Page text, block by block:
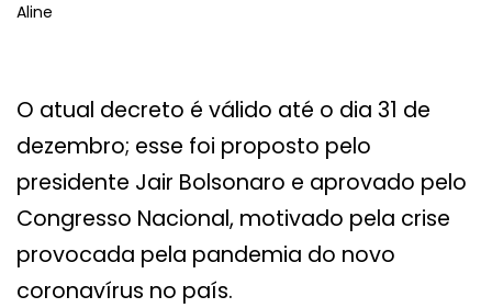
Aline
O atual decreto é válido até o dia 31 de
dezembro; esse foi proposto pelo
presidente Jair Bolsonaro e aprovado pelo
Congresso Nacional, motivado pela crise
provocada pela pandemia do novo
coronavírus no país.